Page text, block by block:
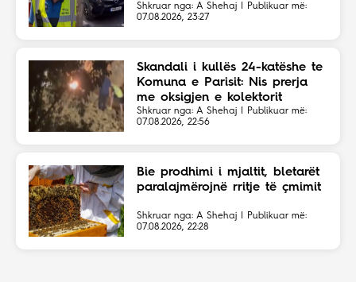
Shkruar nga: A Shehaj | Publikuar më:
07.08.2026, 23:27
Skandali i kullës 24-katëshe te
Komuna e Parisit: Nis prerja
me oksigjen e kolektorit
magjistral në fshehtësi
Shkruar nga: A Shehaj | Publikuar më:
07.08.2026, 22:56
Bie prodhimi i mjaltit, bletarët
paralajmërojnë rritje të çmimit
Shkruar nga: A Shehaj | Publikuar më:
07.08.2026, 22:28